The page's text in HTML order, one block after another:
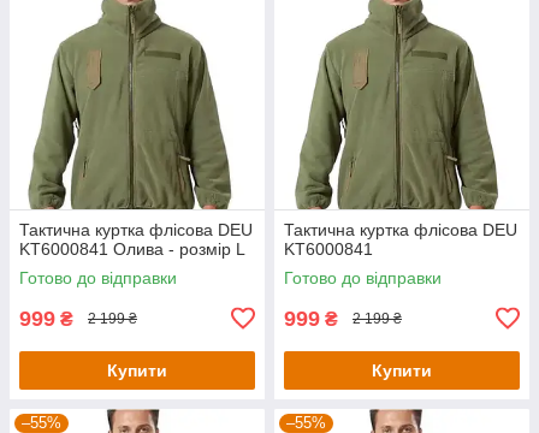
Тактична куртка флісова DEU
KT6000841 Олива - розмір L
Готово до відправки
999 ₴ 2 199 ₴
Купити
Тактична куртка флісова DEU
KT6000841
Готово до відправки
999 ₴ 2 199 ₴
Купити
–55% –55%